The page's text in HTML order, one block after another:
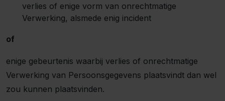
verlies of enige vorm van onrechtmatige
Verwerking, alsmede enig incident
of
enige gebeurtenis waarbij verlies of onrechtmatige
Verwerking van Persoonsgegevens plaatsvindt dan wel
zou kunnen plaatsvinden.